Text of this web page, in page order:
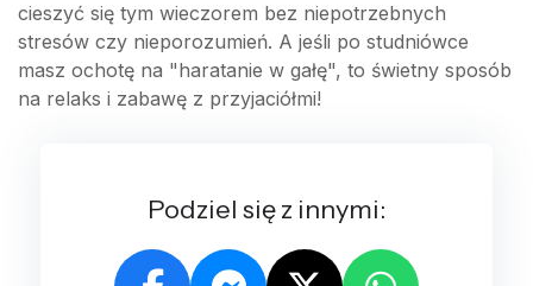
cieszyć się tym wieczorem bez niepotrzebnych
stresów czy nieporozumień. A jeśli po studniówce
masz ochotę na "haratanie w gałę", to świetny sposób
na relaks i zabawę z przyjaciółmi!
Podziel się z innymi: